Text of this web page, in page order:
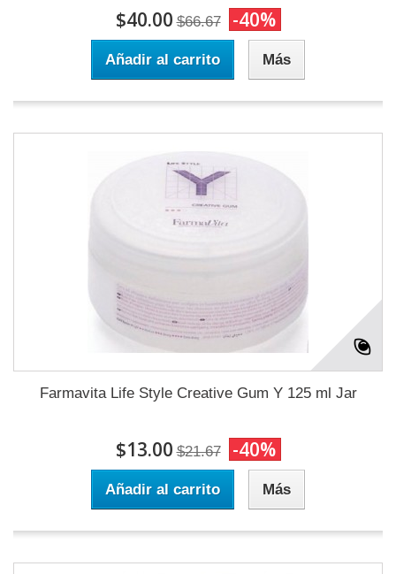
$40.00 $66.67 -40%
Añadir al carrito Más
Farmavita Life Style Creative Gum Y 125 ml Jar
$13.00 $21.67 -40%
Añadir al carrito Más